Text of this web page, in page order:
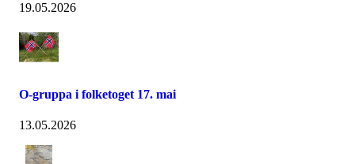
19.05.2026
O-gruppa i folketoget 17. mai
13.05.2026